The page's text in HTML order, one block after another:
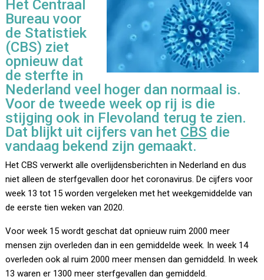
Het Centraal
Bureau voor
de Statistiek
(CBS) ziet
opnieuw dat
de sterfte in
Nederland veel hoger dan normaal is.
Voor de tweede week op rij is die
stijging ook in Flevoland terug te zien.
Dat blijkt uit cijfers van het CBS die
vandaag bekend zijn gemaakt.
Het CBS verwerkt alle overlijdensberichten in Nederland en dus
niet alleen de sterfgevallen door het coronavirus. De cijfers voor
week 13 tot 15 worden vergeleken met het weekgemiddelde van
de eerste tien weken van 2020.
Voor week 15 wordt geschat dat opnieuw ruim 2000 meer
mensen zijn overleden dan in een gemiddelde week. In week 14
overleden ook al ruim 2000 meer mensen dan gemiddeld. In week
13 waren er 1300 meer sterfgevallen dan gemiddeld.